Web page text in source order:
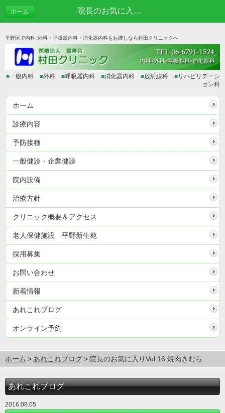
院長のお気に入りVol.16 焼肉きむら | あれこれブログ
ホーム
平野区で内科･外科・呼吸器内科・消化器内科をお捜しなら村田クリニックへ
■一般内科 ■外科 ■呼吸器内科 ■消化器内科 ■放射線科 ■リハビリテーシ
ョン科
ホーム
診療内容
予防接種
一般健診・企業健診
院内設備
治療方針
クリニック概要＆アクセス
老人保健施設 平野新生苑
採用募集
お問い合わせ
新着情報
あれこれブログ
オンライン予約
ホーム あれこれブログ 院長のお気に入りVol.16 焼肉きむら
あれこれブログ
2016.08.05